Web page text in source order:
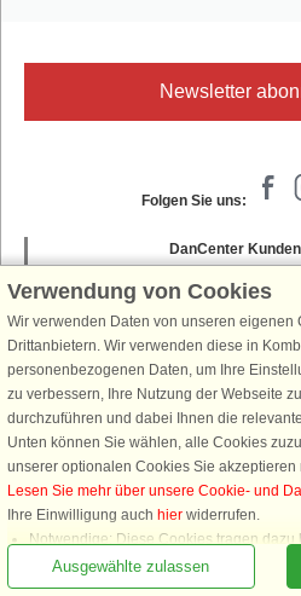
Newsletter
Folgen Sie uns:
DanCenter
basierend auf mehr 135.870
Verwendung von Cookies
Wir verwenden Daten von unseren eigenen
Drittanbietern. Wir verwenden diese in
personenbezogenen Daten, um Ihre
zu verbessern, Ihre Nutzung der Webseite
durchzuführen und dabei Ihnen die
Unten können Sie wählen, alle Cookies
unserer optionalen Cookies Sie akzeptieren
Lesen Sie mehr über unsere Cookie- und
Ihre Einwilligung auch hier widerrufen.
Notwendige: Diese Cookies tragen dazu
funktioniert, indem sie grundlegende
Liste der Lieblingshäuser, aktivieren.
Ausgewählte zulassen